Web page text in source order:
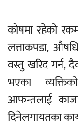
कोषमा रहेको
लत्ताकपडा,
वस्तु खरिद गर्न,
भएका
आफन्तलाई
दिनेलगायतका